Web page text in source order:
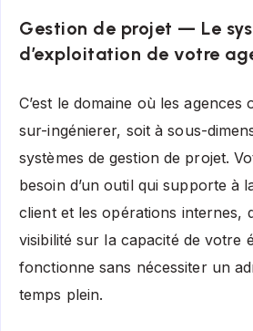
Gestion de projet — Le
d’exploitation de votre
C’est le domaine où les agences
sur-ingénierer, soit à sous-
systèmes de gestion de projet.
besoin d’un outil qui supporte à
client et les opérations internes,
visibilité sur la capacité de votre
fonctionne sans nécessiter un
temps plein.